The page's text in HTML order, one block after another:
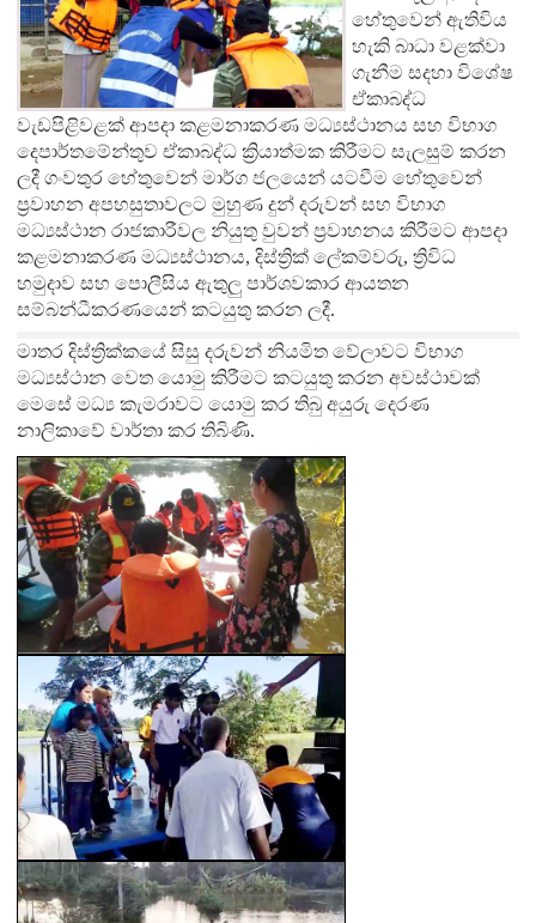
හේතුවෙන් ඇතිවිය
හැකි බාධා වළක්වා
ගැනීම සදහා විශේෂ
ඒකාබද්ධ
වැඩපිළිවළක් ආපදා කළමනාකරණ මධ්‍යස්ථානය සහ විභාග
දෙපාර්තමේන්තුව ඒකාබද්ධ ක්‍රියාත්මක කිරීමට සැලසුම් කරන
ලදී ගංවතුර හේතුවෙන් මාර්ග ජලයෙන් යටවීම හේතුවෙන්
ප්‍රවාහන අපහසුතාවලට මුහුණ දුන් දරුවන් සහ විභාග
මධ්‍යස්ථාන රාජකාරීවල නියුතු වුවන් ප්‍රවාහනය කිරීමට ආපදා
කළමනාකරණ මධ්‍යස්ථානය, දිස්ත්‍රික් ලේකම්වරු, ත්‍රිවිධ
හමුදාව සහ පොලීසිය ඇතුලු පාර්ශවකාර ආයතන
සම්බන්ධීකරණයෙන් කටයුතු කරන ලදී.
මාතර දිස්ත්‍රික්කයේ සිසු දරුවන් නියමිත වේලාවට විභාග
මධ්‍යස්ථාන වෙත යොමු කිරීමට කටයුතු කරන අවස්ථාවක්
මෙසේ මධ්‍ය කැමරාවට යොමු කර තිබු අයුරු දෙරණ
නාලිකාවේ වාර්තා කර තිබිණි.